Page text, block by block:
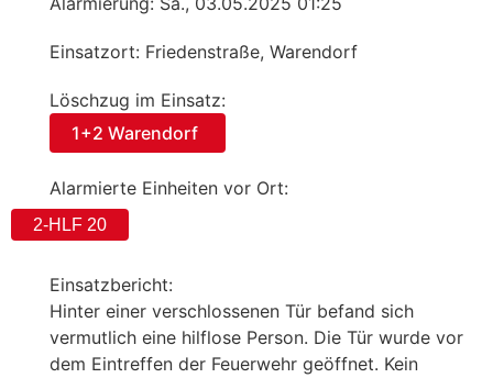
Einsatzort: Friedenstraße, Warendorf
Löschzug im Einsatz:
1+2 Warendorf
Alarmierte Einheiten vor Ort:
2-HLF 20
Einsatzbericht:
Hinter einer verschlossenen Tür befand sich
vermutlich eine hilflose Person. Die Tür wurde vor
dem Eintreffen der Feuerwehr geöffnet. Kein